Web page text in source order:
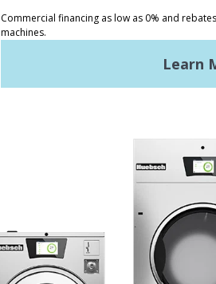
Giặt sấy thương mại tải trọng
Giặt sấy tại chỗ
Điểm nhấn trong Thiết kế
TRỢ